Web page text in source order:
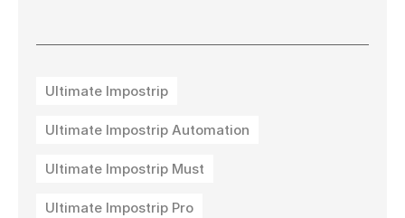
Ultimate Impostrip
Ultimate Impostrip Automation
Ultimate Impostrip Must
Ultimate Impostrip Pro